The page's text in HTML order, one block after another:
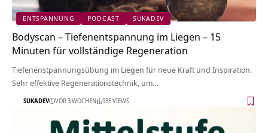
ENTSPANNUNG PODCAST SUKADEV
Bodyscan – Tiefenentspannung im Liegen – 15
Minuten für vollständige Regeneration
Tiefenenstpannungsübung im Liegen für neue Kraft und Inspiration.
Sehr effektive Regenerationstechnik, um…
SUKADEV VOR 3 WOCHEN 935 VIEWS